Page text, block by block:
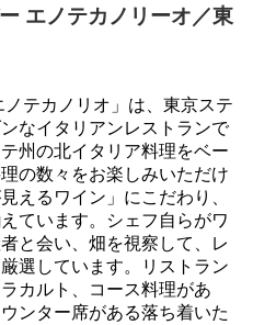
エノテカノリーオ／東
テカノリオ」は、東京ステ
なイタリアンレストランで
州の北イタリア料理をベー
の数々をお楽しみいただけ
えるワイン」にこだわり、
ています。シェフ自らがワ
と会い、畑を視察して、レ
選しています。リストラン
カルト、コース料理があ
ンター席がある落ち着いた